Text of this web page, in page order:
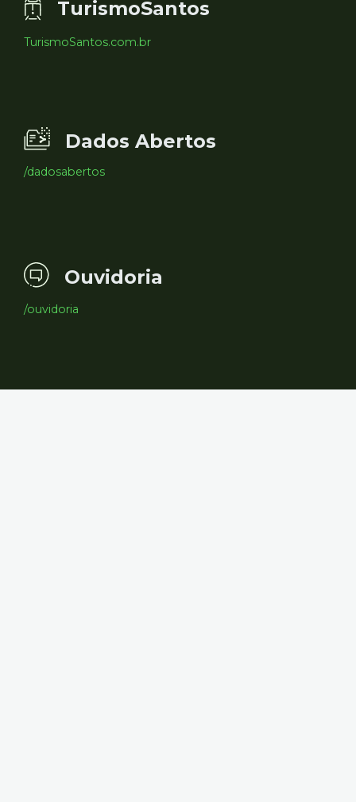
TurismoSantos
TurismoSantos.com.br
Dados Abertos
/dadosabertos
Ouvidoria
/ouvidoria